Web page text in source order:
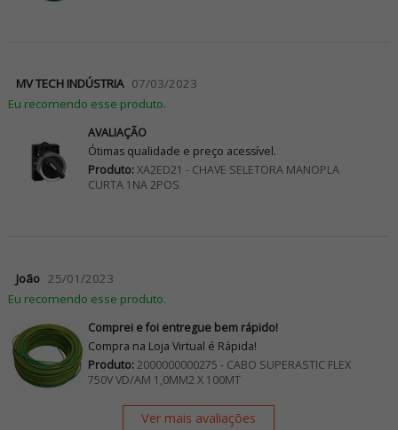
MV TECH INDÚSTRIA 07/03/2023
Eu recomendo esse produto.
AVALIAÇÃO
Ótimas qualidade e preço acessível.
Produto:XA2ED21 - CHAVE SELETORA MANOPLA
CURTA 1NA 2POS
João 25/01/2023
Eu recomendo esse produto.
Comprei e foi entregue bem rápido!
Compra na Loja Virtual é Rápida!
Produto:2000000000275 - CABO SUPERASTIC FLEX
750V VD/AM 1,0MM2 X 100MT
Ver mais avaliações